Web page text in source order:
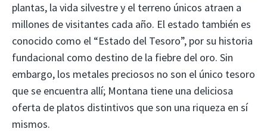
plantas, la vida silvestre y el terreno únicos atraen a
millones de visitantes cada año. El estado también es
conocido como el “Estado del Tesoro”, por su historia
fundacional como destino de la fiebre del oro. Sin
embargo, los metales preciosos no son el único tesoro
que se encuentra allí; Montana tiene una deliciosa
oferta de platos distintivos que son una riqueza en sí
mismos.